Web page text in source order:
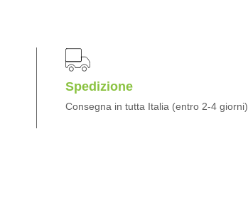
Spedizione
Consegna in tutta Italia (entro 2-4 giorni)